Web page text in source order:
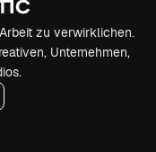
zu verwirklichen.
Unternehmen,